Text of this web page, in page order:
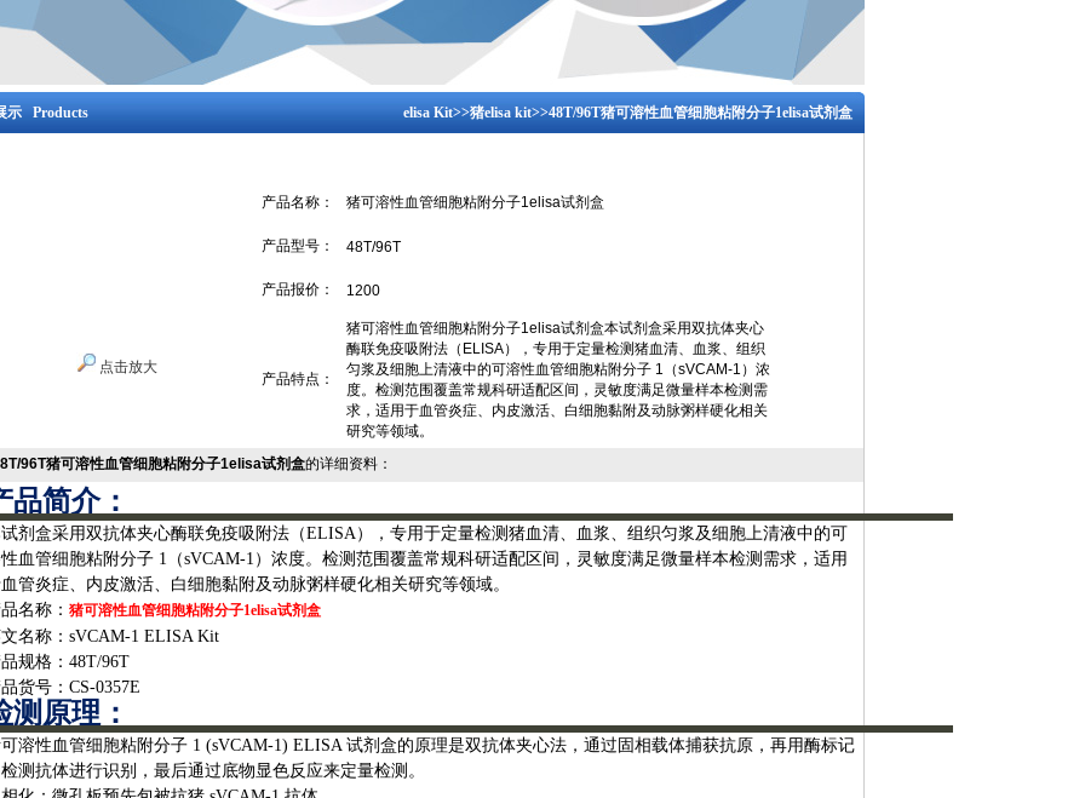
示 Products elisa Kit>>猪elisa kit>>48T/96T猪可溶性血管细胞粘附分子1elisa试剂盒
点击放大
产品名称： 猪可溶性血管细胞粘附分子1elisa试剂盒
产品型号： 48T/96T
产品报价： 1200
产品特点：
猪可溶性血管细胞粘附分子1elisa试剂盒本试剂盒采用双抗体夹心
酶联免疫吸附法（ELISA），专用于定量检测猪血清、血浆、组织
匀浆及细胞上清液中的可溶性血管细胞粘附分子 1（sVCAM-1）浓
度。检测范围覆盖常规科研适配区间，灵敏度满足微量样本检测需
求，适用于血管炎症、内皮激活、白细胞黏附及动脉粥样硬化相关
研究等领域。
96T猪可溶性血管细胞粘附分子1elisa试剂盒的详细资料：
品简介：
剂盒采用双抗体夹心酶联免疫吸附法（ELISA），专用于定量检测猪血清、血浆、组织匀浆及细胞上清液中的可
血管细胞粘附分子 1（sVCAM-1）浓度。检测范围覆盖常规科研适配区间，灵敏度满足微量样本检测需求，适用
管炎症、内皮激活、白细胞黏附及动脉粥样硬化相关研究等领域。
名称： 猪可溶性血管细胞粘附分子1elisa试剂盒
名称： sVCAM-1 ELISA Kit
规格： 48T/96T
货号： CS-0357E
测原理：
溶性血管细胞粘附分子 1 (sVCAM-1) ELISA 试剂盒的原理是双抗体夹心法，通过固相载体捕获抗原，再用酶标记
测抗体进行识别，最后通过底物显色反应来定量检测。